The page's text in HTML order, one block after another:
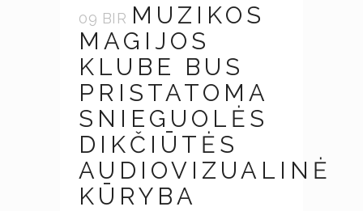
09 BIR MUZIKOS
MAGIJOS
KLUBE BUS
PRISTATOMA
SNIEGUOLĖS
DIKČIŪTĖS
AUDIOVIZUALINĖ
KŪRYBA